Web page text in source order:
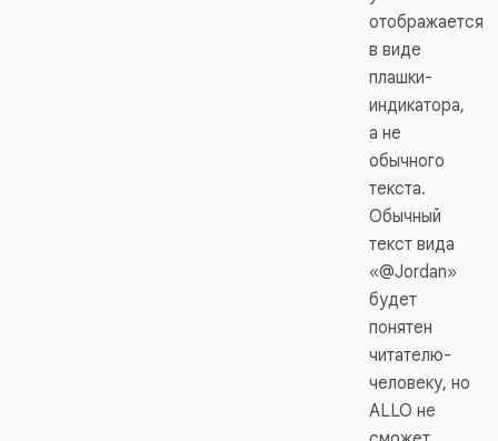
отображается
в виде
плашки-
индикатора,
а не
обычного
текста.
Обычный
текст вида
«@Jordan»
будет
понятен
читателю-
человеку, но
ALLO не